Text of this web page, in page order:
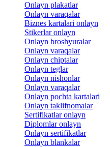
Onlayn plakatlar
Onlayn varaqalar
Biznes kartalari onlayn
Stikerlar onlayn
Onlayn broshyuralar
Onlayn varaqalar
Onlayn chiptalar
Onlayn teglar
Onlayn nishonlar
Onlayn varaqalar
Onlayn pochta kartalari
Onlayn taklifnomalar
Sertifikatlar onlayn
Diplomlar onlayn
Onlayn sertifikatlar
Onlayn blankalar